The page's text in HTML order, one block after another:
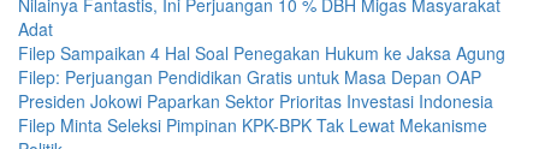
Adat
Filep Sampaikan 4 Hal Soal Penegakan Hukum ke Jaksa Agung
Filep: Perjuangan Pendidikan Gratis untuk Masa Depan OAP
Presiden Jokowi Paparkan Sektor Prioritas Investasi Indonesia
Filep Minta Seleksi Pimpinan KPK-BPK Tak Lewat Mekanisme